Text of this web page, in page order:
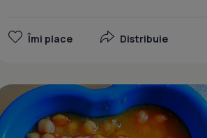
Îmi place Distribuie